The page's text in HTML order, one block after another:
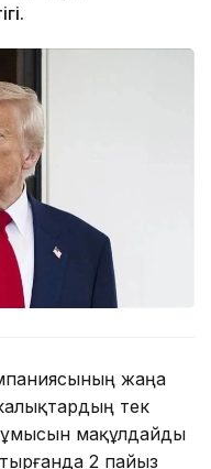
жаңа
тек
мақұлдайды
2 пайыз